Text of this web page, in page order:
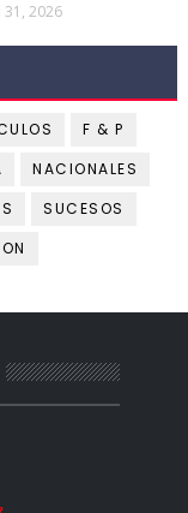
31, 2026
F & P
NACIONALES
SUCESOS